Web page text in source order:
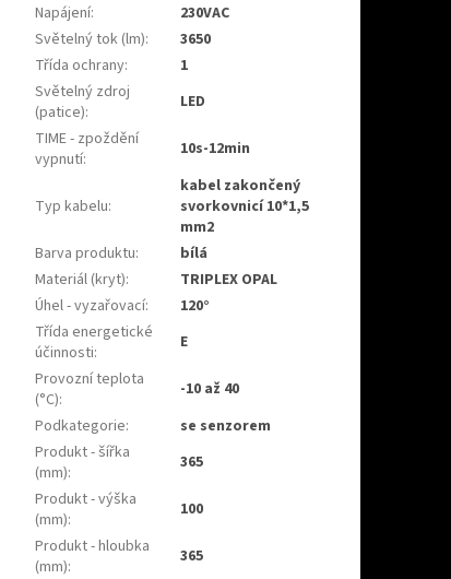
Napájení:
230VAC
Světelný tok (lm):
3650
Třída ochrany:
1
Světelný zdroj
(patice):
LED
TIME - zpoždění
vypnutí: 10s-12min
Typ kabelu:
kabel zakončený
svorkovnicí 10*1,5
mm2
Barva produktu:
bílá
Materiál (kryt):
TRIPLEX OPAL
Úhel - vyzařovací:
120°
Třída energetické
účinnosti:
E
Provozní teplota
(°C):
-10 až 40
Podkategorie:
se senzorem
Produkt - šířka
(mm):
365
Produkt - výška
(mm):
100
Produkt - hloubka
(mm):
365